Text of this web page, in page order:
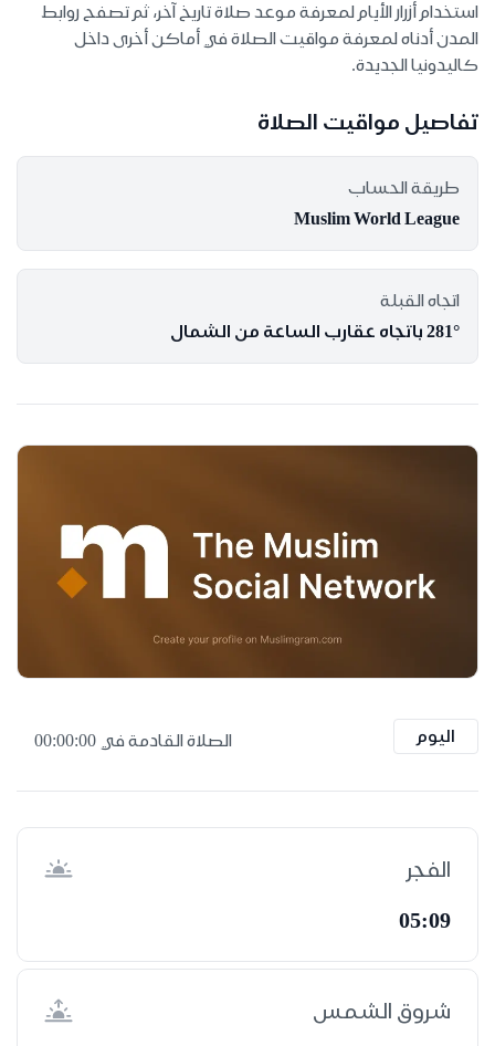
استخدام أزرار الأيام لمعرفة موعد صلاة تاريخ آخر، ثم تصفح روابط
المدن أدناه لمعرفة مواقيت الصلاة في أماكن أخرى داخل
كاليدونيا الجديدة.
تفاصيل مواقيت الصلاة
طريقة الحساب
Muslim World League
اتجاه القبلة
281° باتجاه عقارب الساعة من الشمال
اليوم الصلاة القادمة في 00:00:00
الفجر
05:09
شروق الشمس